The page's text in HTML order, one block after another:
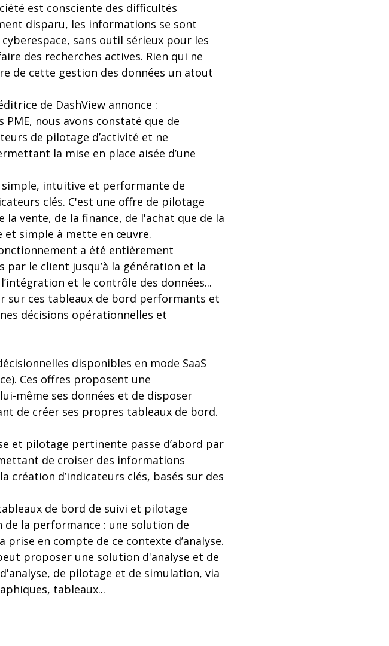
est consciente des difficultés
disparu, les informations se sont
sans outil sérieux pour les
des recherches actives. Rien qui ne
de cette gestion des données un atout
de DashView annonce :
nous avons constaté que de
de pilotage d’activité et ne
la mise en place aisée d’une
simple, intuitive et performante de
clés. C'est une offre de pilotage
la vente, de la finance, de l'achat que de la
et simple à mette en œuvre.
a été entièrement
le client jusqu’à la génération et la
et le contrôle des données...
sur ces tableaux de bord performants et
décisions opérationnelles et
disponibles en mode SaaS
Ces offres proposent une
même ses données et de disposer
de créer ses propres tableaux de bord.
et pilotage pertinente passe d’abord par
de croiser des informations
d’indicateurs clés, basés sur des
de bord de suivi et pilotage
de la performance : une solution de
en compte de ce contexte d’analyse.
proposer une solution d'analyse et de
de pilotage et de simulation, via
tableaux...